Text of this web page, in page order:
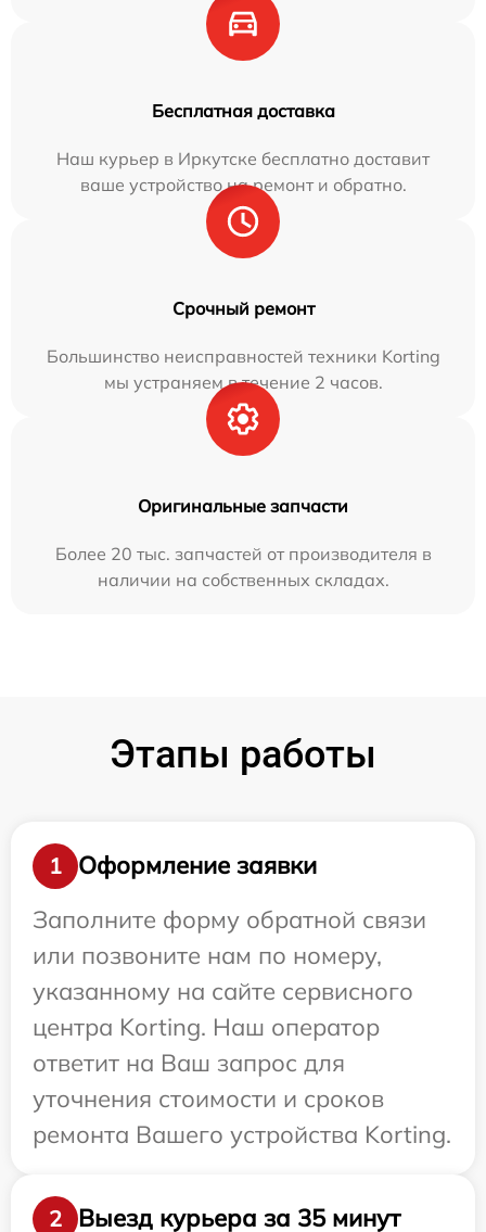
Бесплатная доставка
Наш курьер в Иркутске бесплатно доставит
ваше устройство на ремонт и обратно.
Срочный ремонт
Большинство неисправностей техники Korting
мы устраняем в течение 2 часов.
Оригинальные запчасти
Более 20 тыс. запчастей от производителя в
наличии на собственных складах.
Этапы работы
1
Оформление заявки
Заполните форму обратной связи
или позвоните нам по номеру,
указанному на сайте сервисного
центра Korting. Наш оператор
ответит на Ваш запрос для
уточнения стоимости и сроков
ремонта Вашего устройства Korting.
2 Выезд курьера за 35 минут